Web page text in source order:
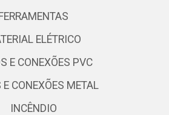
FERRAMENTAS
ELÉTRICO
E CONEXÕES PVC
E CONEXÕES METAL
INCÊNDIO